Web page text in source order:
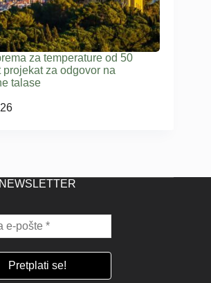
za temperature od 50
za odgovor na
talase
NEWSLETTER